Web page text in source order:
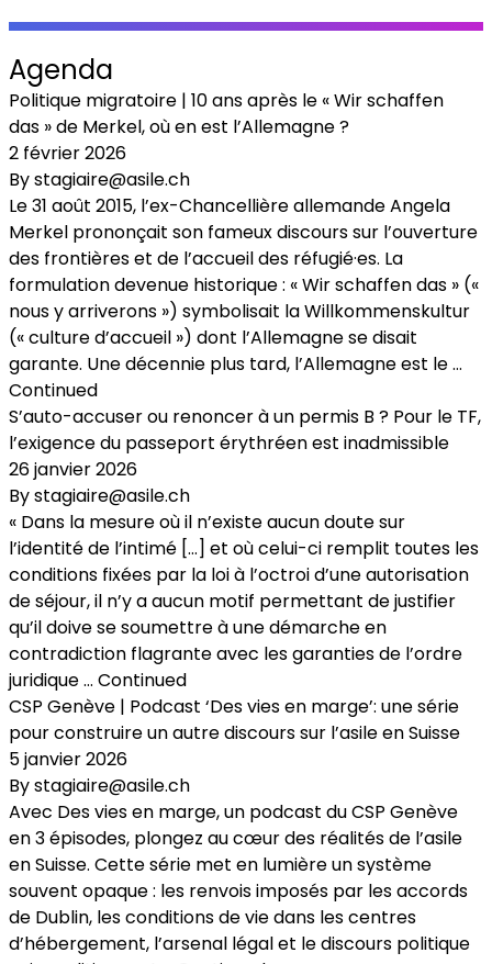
Agenda
Politique migratoire | 10 ans après le « Wir schaffen
das » de Merkel, où en est l’Allemagne ?
2 février 2026
Bystagiaire@asile.ch
Le 31 août 2015, l’ex-Chancellière allemande Angela
Merkel prononçait son fameux discours sur l’ouverture
des frontières et de l’accueil des réfugié·es. La
formulation devenue historique : « Wir schaffen das » («
nous y arriverons ») symbolisait la Willkommenskultur
(« culture d’accueil ») dont l’Allemagne se disait
garante. Une décennie plus tard, l’Allemagne est le …
Continued
S’auto-accuser ou renoncer à un permis B ? Pour le TF,
l’exigence du passeport érythréen est inadmissible
26 janvier 2026
Bystagiaire@asile.ch
« Dans la mesure où il n’existe aucun doute sur
l’identité de l’intimé […] et où celui-ci remplit toutes les
conditions fixées par la loi à l’octroi d’une autorisation
de séjour, il n’y a aucun motif permettant de justifier
qu’il doive se soumettre à une démarche en
contradiction flagrante avec les garanties de l’ordre
juridique … Continued
CSP Genève | Podcast ‘Des vies en marge’: une série
pour construire un autre discours sur l’asile en Suisse
5 janvier 2026
Bystagiaire@asile.ch
Avec Des vies en marge, un podcast du CSP Genève
en 3 épisodes, plongez au cœur des réalités de l’asile
en Suisse. Cette série met en lumière un système
souvent opaque : les renvois imposés par les accords
de Dublin, les conditions de vie dans les centres
d’hébergement, l’arsenal légal et le discours politique